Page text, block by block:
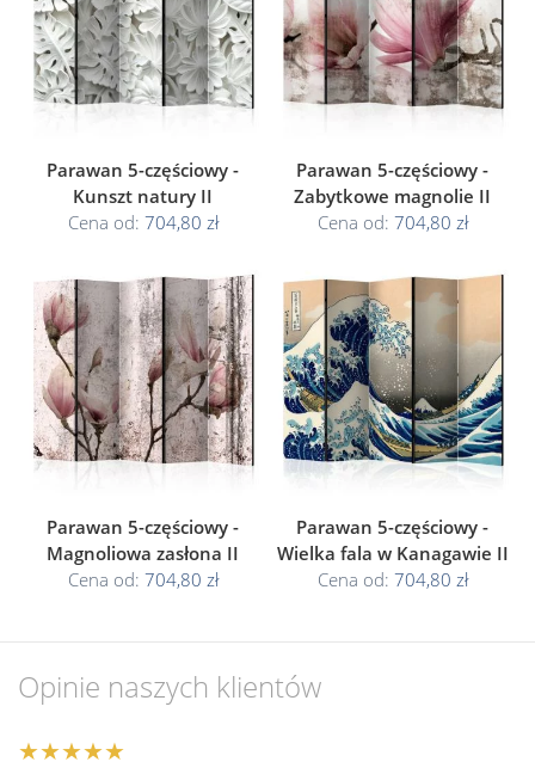
Parawan 5-częściowy -
Kunszt natury II
Cena od: 704,80 zł
Parawan 5-częściowy -
Zabytkowe magnolie II
Cena od: 704,80 zł
Parawan 5-częściowy -
Magnoliowa zasłona II
Cena od: 704,80 zł
Parawan 5-częściowy -
Wielka fala w Kanagawie II
Cena od: 704,80 zł
Opinie naszych klientów
★★★★★